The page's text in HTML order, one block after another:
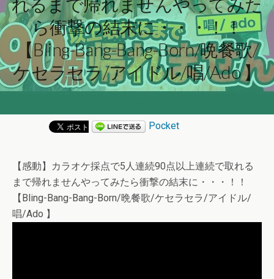
れるまで帰れませんやってみた
ら衝撃の結末に・・・！！
【Bling-Bang-Bang-Born/晩餐歌/
ケセラセラ/アイドル/唱/Ado 】
Pocket
【感動】カラオケ採点で5人連続90点以上連続で取れる
まで帰れませんやってみたら衝撃の結末に・・・！！
【Bling-Bang-Bang-Born/晩餐歌/ケセラセラ/アイドル/
唱/Ado 】